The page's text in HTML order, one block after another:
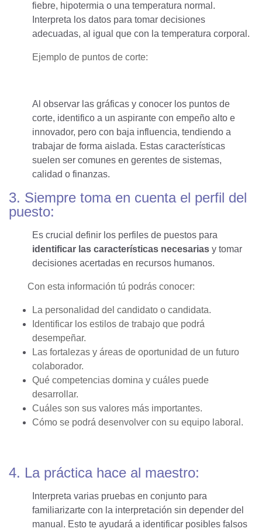
fiebre, hipotermia o una temperatura normal.
Interpreta los datos para tomar decisiones
adecuadas, al igual que con la temperatura corporal.
Ejemplo de puntos de corte:
Al observar las gráficas y conocer los puntos de
corte, identifico a un aspirante con empeño alto e
innovador, pero con baja influencia, tendiendo a
trabajar de forma aislada. Estas características
suelen ser comunes en gerentes de sistemas,
calidad o finanzas.
3. Siempre toma en cuenta el perfil del
puesto:
Es crucial definir los perfiles de puestos para
identificar las características necesarias y tomar
decisiones acertadas en recursos humanos.
Con esta información tú podrás conocer:
La personalidad del candidato o candidata.
Identificar los estilos de trabajo que podrá
desempeñar.
Las fortalezas y áreas de oportunidad de un futuro
colaborador.
Qué competencias domina y cuáles puede
desarrollar.
Cuáles son sus valores más importantes.
Cómo se podrá desenvolver con su equipo laboral.
4. La práctica hace al maestro:
Interpreta varias pruebas en conjunto para
familiarizarte con la interpretación sin depender del
manual. Esto te ayudará a identificar posibles falsos